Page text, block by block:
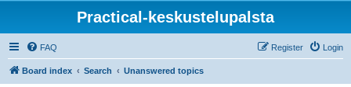
Practical-keskustelupalsta
FAQ Login
Register
Board index Search Unanswered topics